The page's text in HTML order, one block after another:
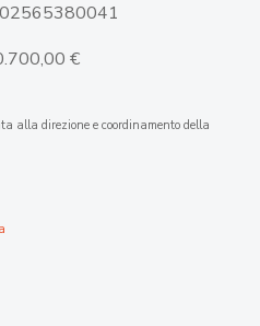
02565380041
€
alla direzione e coordinamento della